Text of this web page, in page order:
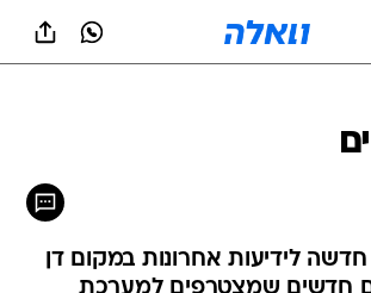
לידיעות אחרונות במקום דן